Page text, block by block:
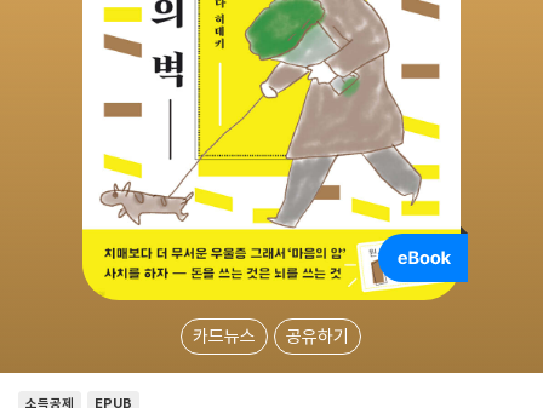
카드뉴스 공유하기
소득공제 EPUB